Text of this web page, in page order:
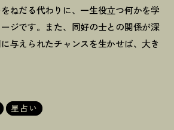
ねだる代わりに、一生役立つ何かを学
ジです。また、同好の士との関係が深
与えられたチャンスを生かせば、大き
星占い